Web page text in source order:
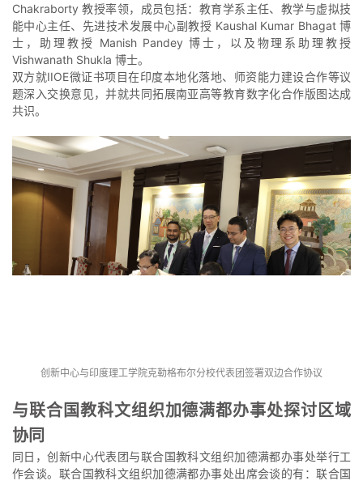
Chakraborty 教授率领，成员包括：教育学系主任、教学与虚拟技
能中心主任、先进技术发展中心副教授 Kaushal Kumar Bhagat 博
士，助理教授 Manish Pandey 博士，以及物理系助理教授
Vishwanath Shukla 博士。
双方就IIOE微证书项目在印度本地化落地、师资能力建设合作等议
题深入交换意见，并就共同拓展南亚高等教育数字化合作版图达成
共识。
创新中心与印度理工学院克勒格布尔分校代表团签署双边合作协议
与联合国教科文组织加德满都办事处探讨区域
协同
同日，创新中心代表团与联合国教科文组织加德满都办事处举行工
作会谈。联合国教科文组织加德满都办事处出席会谈的有：联合国